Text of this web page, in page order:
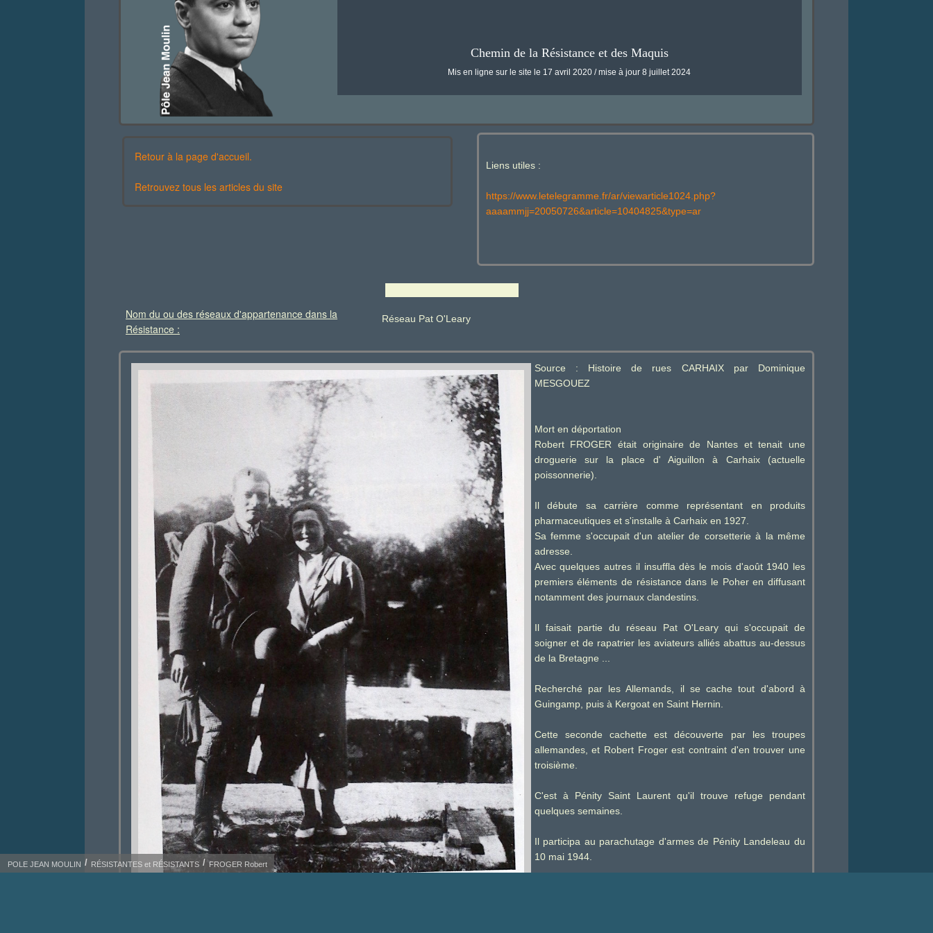
Chemin de la Résistance et des Maquis
Mis en ligne sur le site le 17 avril 2020 / mise à jour 8 juillet 2024
Retour à la page d'accueil.
Retrouvez tous les articles du site
Liens utiles :
https://www.letelegramme.fr/ar/viewarticle1024.php?
aaaammjj=20050726&article=10404825&type=ar
Nom du ou des réseaux d'appartenance dans la
Résistance :
Réseau Pat O'Leary
Source : Histoire de rues CARHAIX par Dominique
MESGOUEZ
Mort en déportation
Robert FROGER était originaire de Nantes et tenait une
droguerie sur la place d' Aiguillon à Carhaix (actuelle
poissonnerie).
Il débute sa carrière comme représentant en produits
pharmaceutiques et s'installe à Carhaix en 1927.
Sa femme s'occupait d'un atelier de corsetterie à la même
adresse.
Avec quelques autres il insuffla dès le mois d'août 1940 les
premiers éléments de résistance dans le Poher en diffusant
notamment des journaux clandestins.
Il faisait partie du réseau Pat O'Leary qui s'occupait de
soigner et de rapatrier les aviateurs alliés abattus au-dessus
de la Bretagne ...
Recherché par les Allemands, il se cache tout d'abord à
Guingamp, puis à Kergoat en Saint Hernin.
Cette seconde cachette est découverte par les troupes
allemandes, et Robert Froger est contraint d'en trouver une
troisième.
C'est à Pénity Saint Laurent qu'il trouve refuge pendant
quelques semaines.
Il participa au parachutage d'armes de Pénity Landeleau du
10 mai 1944.
POLE JEAN MOULIN RÉSISTANTES et RÉSISTANTS FROGER Robert